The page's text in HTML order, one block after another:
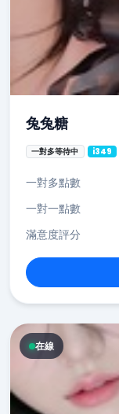
兔兔糖
一對多等待中 i349
一對多點數
一對一點數
滿意度評分
在線